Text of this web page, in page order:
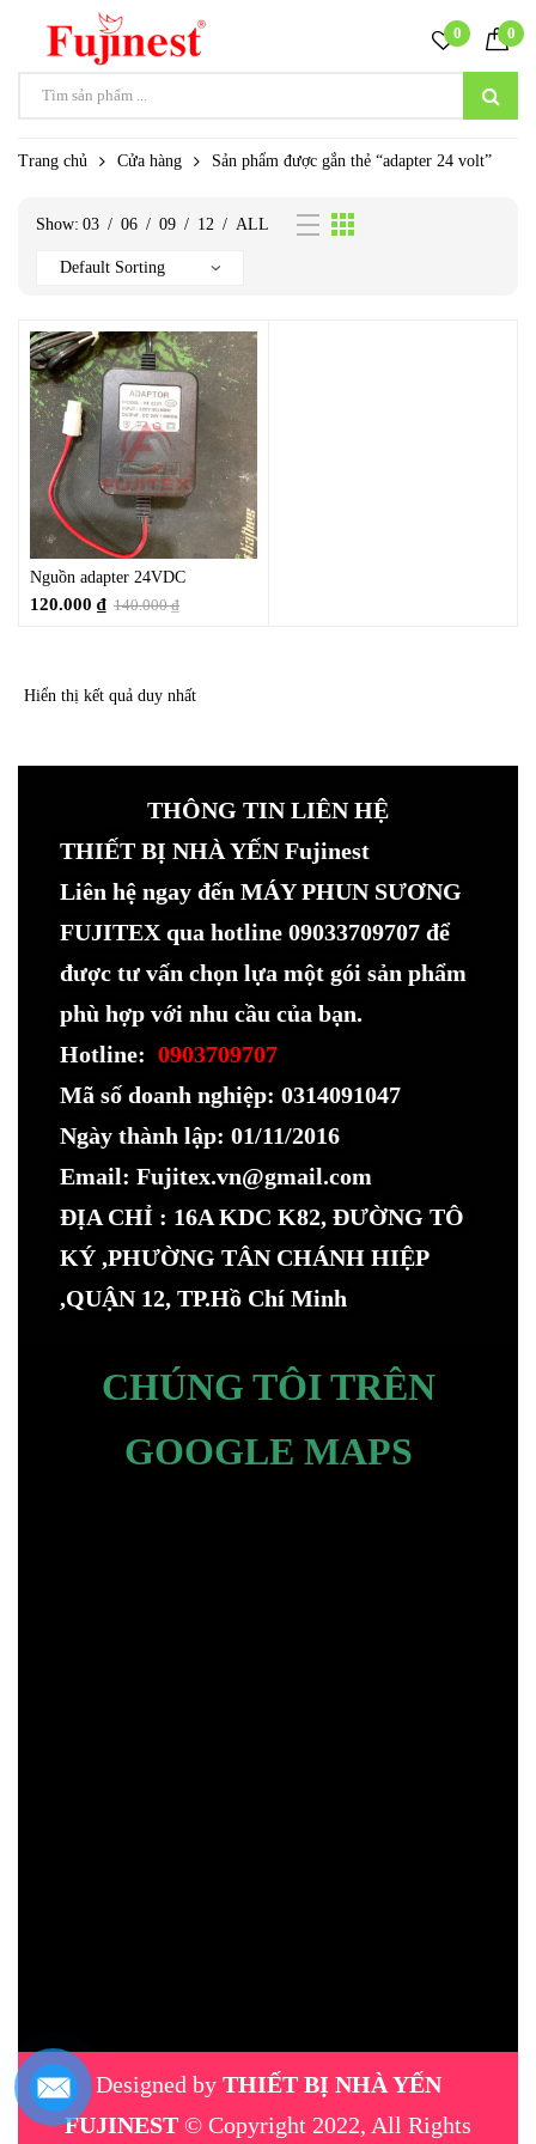
0 0
Trang chủ Cửa hàng Sản phẩm được gắn thẻ “adapter 24 volt”
Show: 03 / 06 / 09 / 12 / ALL
Nguồn adapter 24VDC
140.000₫
120.000 ₫
Hiển thị kết quả duy nhất
THÔNG TIN LIÊN HỆ
THIẾT BỊ NHÀ YẾN Fujinest
Liên hệ ngay đến MÁY PHUN SƯƠNG
FUJITEX qua hotline 09033709707 để
được tư vấn chọn lựa một gói sản phẩm
phù hợp với nhu cầu của bạn.
Hotline: 0903709707
Mã số doanh nghiệp: 0314091047
Ngày thành lập: 01/11/2016
Email: Fujitex.vn@gmail.com
ĐỊA CHỈ : 16A KDC K82, ĐƯỜNG TÔ
KÝ ,PHƯỜNG TÂN CHÁNH HIỆP
,QUẬN 12, TP.Hồ Chí Minh
CHÚNG TÔI TRÊN
GOOGLE MAPS
Designed by THIẾT BỊ NHÀ YẾN
FUJINEST © Copyright 2022, All Rights